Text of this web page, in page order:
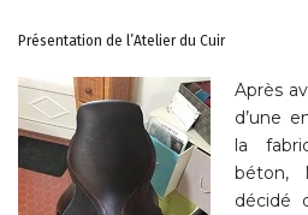
Présentation de l’Atelier du Cuir
Après
d’une
la
béton,
décidé